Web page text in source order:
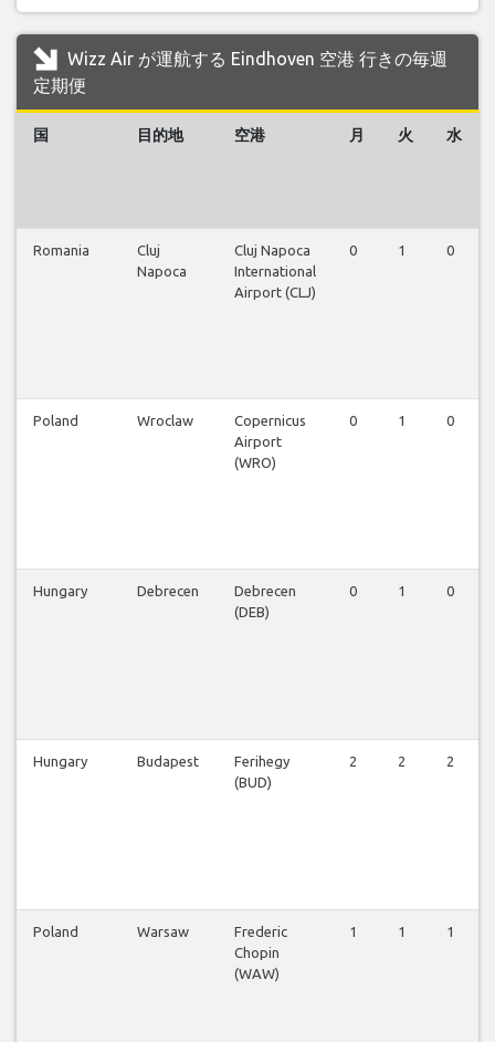
Wizz Air が運航する Eindhoven 空港 行きの毎週
定期便
国 目的地 空港 月 火 水
Romania
Cluj
Napoca
Cluj Napoca
International
Airport (CLJ)
0 1 0
Poland Wroclaw
Copernicus
Airport
(WRO)
0 1 0
Hungary Debrecen
Debrecen
(DEB)
0 1 0
Hungary Budapest
Ferihegy
(BUD)
2 2 2
Poland Warsaw
Frederic
Chopin
(WAW)
1 1 1